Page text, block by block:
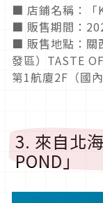
■ 店鋪名稱：「
■ 販售期間：
■ 販售地點：關
發區）TASTE
第1航廈2F（國
3. 來自北
POND」